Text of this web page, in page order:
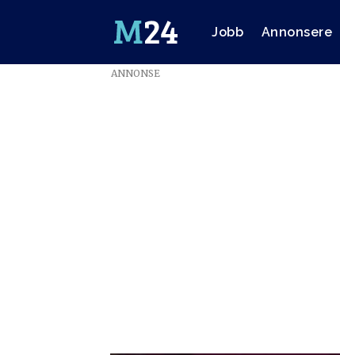
Jobb Annonsere
ANNONSE